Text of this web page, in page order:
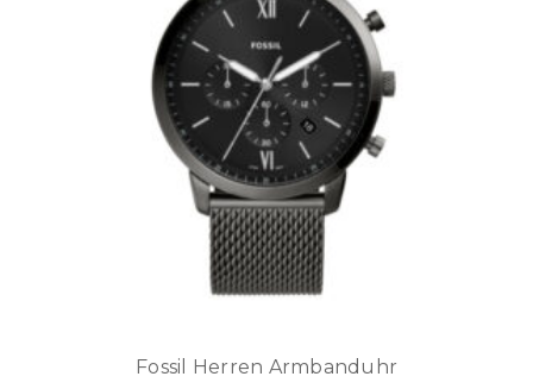
Fossil Herren Armbanduhr